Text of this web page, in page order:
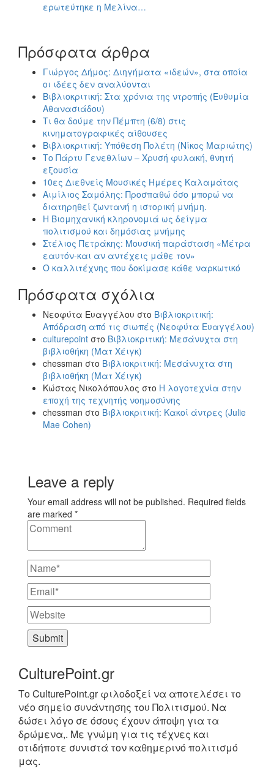
ερωτεύτηκε η Μελίνα…
Πρόσφατα άρθρα
Γιώργος Δήμος: Διηγήματα «ιδεών», στα οποία
οι ιδέες δεν αναλύονται
Βιβλιοκριτική: Στα χρόνια της ντροπής (Ευθυμία
Αθανασιάδου)
Τι θα δούμε την Πέμπτη (6/8) στις
κινηματογραφικές αίθουσες
Βιβλιοκριτική: Υπόθεση Πολέτη (Νίκος Μαριώτης)
Το Πάρτυ Γενεθλίων – Χρυσή φυλακή, θνητή
εξουσία
10ες Διεθνείς Μουσικές Ημέρες Καλαμάτας
Αιμίλιος Σαμόλης: Προσπαθώ όσο μπορώ να
διατηρηθεί ζωντανή η ιστορική μνήμη.
Η Βιομηχανική κληρονομιά ως δείγμα
πολιτισμού και δημόσιας μνήμης
Στέλιος Πετράκης: Μουσική παράσταση «Μέτρα
εαυτόν-και αν αντέχεις μάθε τον»
Ο καλλιτέχνης που δοκίμασε κάθε ναρκωτικό
Πρόσφατα σχόλια
Νεοφύτα Ευαγγέλου στο Βιβλιοκριτική:
Απόδραση από τις σιωπές (Νεοφύτα Ευαγγέλου)
culturepoint στο Βιβλιοκριτική: Μεσάνυχτα στη
βιβλιοθήκη (Ματ Χέιγκ)
chessman στο Βιβλιοκριτική: Μεσάνυχτα στη
βιβλιοθήκη (Ματ Χέιγκ)
Κώστας Νικολόπουλος στο Η λογοτεχνία στην
εποχή της τεχνητής νοημοσύνης
chessman στο Βιβλιοκριτική: Κακοί άντρες (Julie
Mae Cohen)
Leave a reply
Your email address will not be published. Required fields
are marked *
CulturePoint.gr
Το CulturePoint.gr φιλοδοξεί να αποτελέσει το
νέο σημείο συνάντησης του Πολιτισμού. Να
δώσει λόγο σε όσους έχουν άποψη για τα
δρώμενα,. Με γνώμη για τις τέχνες και
οτιδήποτε συνιστά τον καθημερινό πολιτισμό
μας.